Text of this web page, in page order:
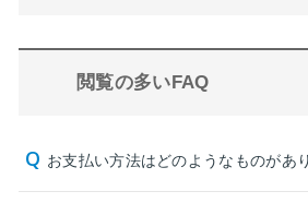
閲覧の多いFAQ
お支払い方法はどのようなものがあ